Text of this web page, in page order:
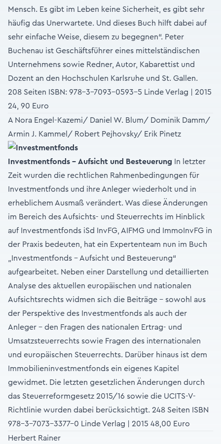
Mensch. Es gibt im Leben keine Sicherheit, es gibt sehr
häufig das Unerwartete. Und dieses Buch hilft dabei auf
sehr einfache Weise, diesem zu begegnen“. Peter
Buchenau ist Geschäftsführer eines mittelständischen
Unternehmens sowie Redner, Autor, Kabarettist und
Dozent an den Hochschulen Karlsruhe und St. Gallen.
208 Seiten ISBN: 978-3-7093-0593-5 Linde Verlag | 2015
24, 90 Euro
A Nora Engel-Kazemi/ Daniel W. Blum/ Dominik Damm/
Armin J. Kammel/ Robert Pejhovsky/ Erik Pinetz
Investmentfonds – Aufsicht und Besteuerung In letzter
Zeit wurden die rechtlichen Rahmenbedingungen für
Investmentfonds und ihre Anleger wiederholt und in
erheblichem Ausmaß verändert. Was diese Änderungen
im Bereich des Aufsichts- und Steuerrechts im Hinblick
auf Investmentfonds iSd InvFG, AIFMG und ImmoInvFG in
der Praxis bedeuten, hat ein Expertenteam nun im Buch
„Investmentfonds – Aufsicht und Besteuerung“
aufgearbeitet. Neben einer Darstellung und detaillierten
Analyse des aktuellen europäischen und nationalen
Aufsichtsrechts widmen sich die Beiträge – sowohl aus
der Perspektive des Investmentfonds als auch der
Anleger – den Fragen des nationalen Ertrag- und
Umsatzsteuerrechts sowie Fragen des internationalen
und europäischen Steuerrechts. Darüber hinaus ist dem
Immobilieninvestmentfonds ein eigenes Kapitel
gewidmet. Die letzten gesetzlichen Änderungen durch
das Steuerreformgesetz 2015/16 sowie die UCITS-V-
Richtlinie wurden dabei berücksichtigt. 248 Seiten ISBN
978-3-7073-3377-0 Linde Verlag | 2015 48,00 Euro
Herbert Rainer